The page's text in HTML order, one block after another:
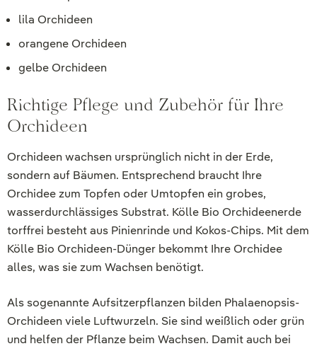
lila Orchideen
orangene Orchideen
gelbe Orchideen
Richtige Pflege und Zubehör für Ihre
Orchideen
Orchideen wachsen ursprünglich nicht in der Erde,
sondern auf Bäumen. Entsprechend braucht Ihre
Orchidee zum Topfen oder Umtopfen ein grobes,
wasserdurchlässiges Substrat. Kölle Bio Orchideenerde
torffrei besteht aus Pinienrinde und Kokos-Chips. Mit dem
Kölle Bio Orchideen-Dünger bekommt Ihre Orchidee
alles, was sie zum Wachsen benötigt.
Als sogenannte Aufsitzerpflanzen bilden Phalaenopsis-
Orchideen viele Luftwurzeln. Sie sind weißlich oder grün
und helfen der Pflanze beim Wachsen. Damit auch bei